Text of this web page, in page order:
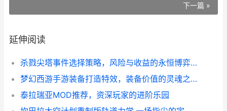
下一篇 »
延伸阅读
杀戮尖塔事件选择策略，风险与收益的永恒博弈副标题
梦幻西游手游装备打造特效，装备价值的灵魂之光，副标题，特效如何决定你的江湖地位
泰拉瑞亚MOD推荐，资深玩家的进阶乐园